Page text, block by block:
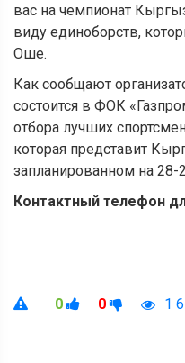
вас на чемпионат
виду единоборств,
Оше.
Как сообщают
состоится в ФОК
отбора лучших
которая представит
запланированном на 28-
Контактный телефон
0 0 1